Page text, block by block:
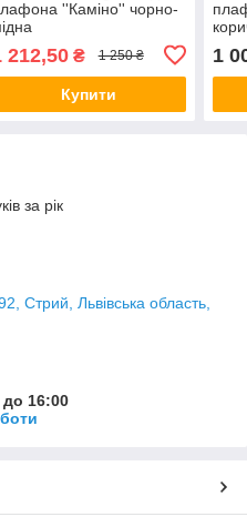
''Каміно'' чорно-
212,50₴ 1 250 ₴
Купити
1
за рік
Стрий, Львівська область,
до 16:00